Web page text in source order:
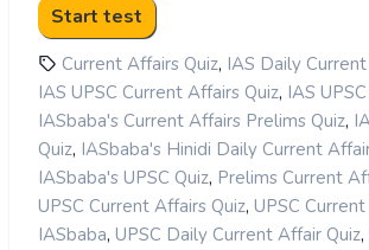
Current Affairs Quiz, IAS Daily
IAS UPSC Current Affairs Quiz, IAS
IASbaba's Current Affairs Prelims Quiz,
Quiz, IASbaba's Hinidi Daily Current
IASbaba's UPSC Quiz, Prelims Current
UPSC Current Affairs Quiz, UPSC
IASbaba, UPSC Daily Current Affair Quiz,